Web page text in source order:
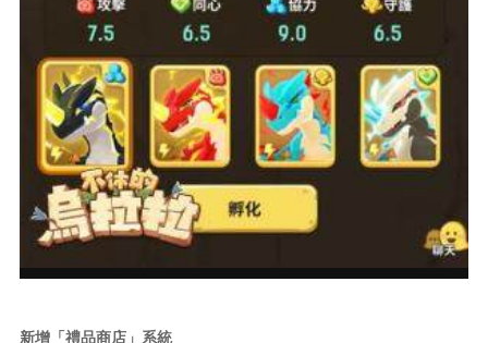
新增「禮品商店」系統